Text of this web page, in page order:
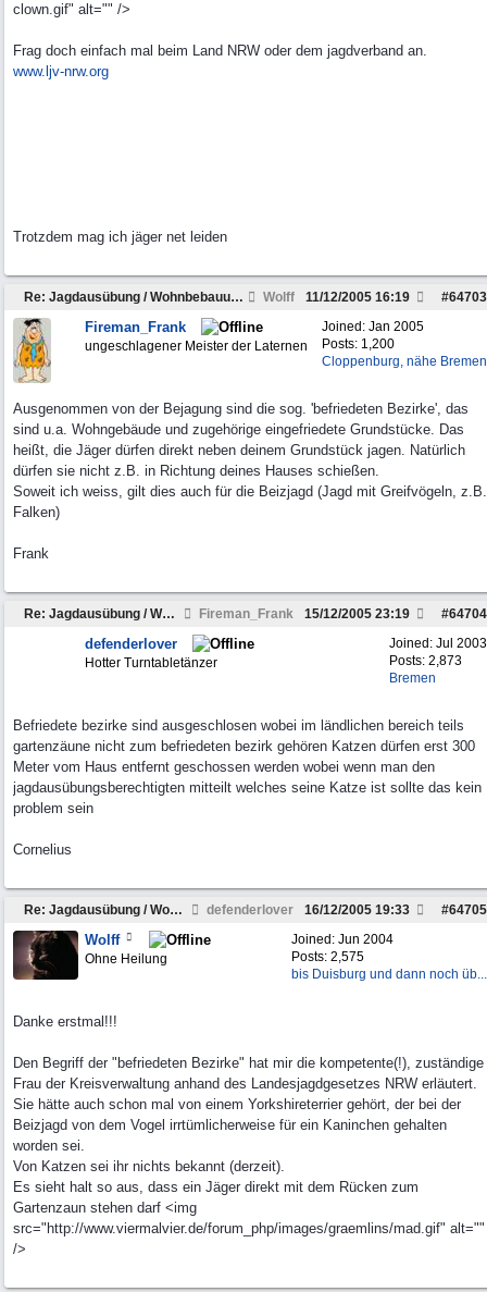
clown.gif" alt="" />
Frag doch einfach mal beim Land NRW oder dem jagdverband an.
www.ljv-nrw.org
Trotzdem mag ich jäger net leiden
Re: Jagdausübung / Wohnbebauung Wolff #64703
11/12/2005 16:19
Joined: Jan 2005
Posts: 1,200
Cloppenburg, nähe Bremen
Fireman_Frank
ungeschlagener Meister der Laternen
Ausgenommen von der Bejagung sind die sog. 'befriedeten Bezirke', das
sind u.a. Wohngebäude und zugehörige eingefriedete Grundstücke. Das
heißt, die Jäger dürfen direkt neben deinem Grundstück jagen. Natürlich
dürfen sie nicht z.B. in Richtung deines Hauses schießen.
Soweit ich weiss, gilt dies auch für die Beizjagd (Jagd mit Greifvögeln, z.B.
Falken)
Frank
Re: Jagdausübung / Wohnbebauung Fireman_Frank #64704
15/12/2005 23:19
Joined: Jul 2003
Posts: 2,873
Bremen
defenderlover
Hotter Turntabletänzer
Befriedete bezirke sind ausgeschlosen wobei im ländlichen bereich teils
gartenzäune nicht zum befriedeten bezirk gehören Katzen dürfen erst 300
Meter vom Haus entfernt geschossen werden wobei wenn man den
jagdausübungsberechtigten mitteilt welches seine Katze ist sollte das kein
problem sein
Cornelius
Re: Jagdausübung / Wohnbebauung defenderlover #64705
16/12/2005 19:33
Joined: Jun 2004
Posts: 2,575
bis Duisburg und dann noch üb...
Wolff
Ohne Heilung
Danke erstmal!!!
Den Begriff der "befriedeten Bezirke" hat mir die kompetente(!), zuständige
Frau der Kreisverwaltung anhand des Landesjagdgesetzes NRW erläutert.
Sie hätte auch schon mal von einem Yorkshireterrier gehört, der bei der
Beizjagd von dem Vogel irrtümlicherweise für ein Kaninchen gehalten
worden sei.
Von Katzen sei ihr nichts bekannt (derzeit).
Es sieht halt so aus, dass ein Jäger direkt mit dem Rücken zum
Gartenzaun stehen darf <img
src="http://www.viermalvier.de/forum_php/images/graemlins/mad.gif" alt=""
/>